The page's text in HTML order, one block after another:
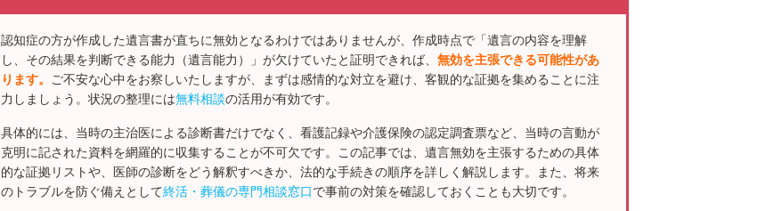
認知症の方が作成した遺言書が直ちに無効となるわけではありませんが、作成時点で「遺言の内容を理解
し、その結果を判断できる能力（遺言能力）」が欠けていたと証明できれば、 無効を主張できる可能性があ
ります。
ご不安な心中をお察しいたしますが、まずは感情的な対立を避け、客観的な証拠を集めることに注
力しましょう。状況の整理には無料相談の活用が有効です。
具体的には、当時の主治医による診断書だけでなく、看護記録や介護保険の認定調査票など、当時の言動が
克明に記された資料を網羅的に収集することが不可欠です。この記事では、遺言無効を主張するための具体
的な証拠リストや、医師の診断をどう解釈すべきか、法的な手続きの順序を詳しく解説します。また、将来
のトラブルを防ぐ備えとして終活・葬儀の専門相談窓口で事前の対策を確認しておくことも大切です。